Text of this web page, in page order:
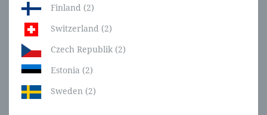
Finland (2)
Switzerland (2)
Czech Republik (2)
Estonia (2)
Sweden (2)